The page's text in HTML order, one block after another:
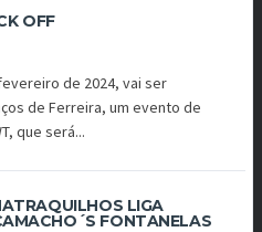
OFF
de 2024, vai ser
de Ferreira, um evento de
que será...
LIGA
FONTANELAS